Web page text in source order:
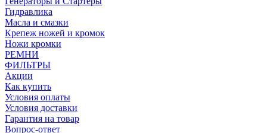
Гидравлика
Масла и смазки
Крепеж ножей и кромок
Ножи кромки
РЕМНИ
ФИЛЬТРЫ
Акции
Как купить
Условия оплаты
Условия доставки
Гарантия на товар
Вопрос-ответ